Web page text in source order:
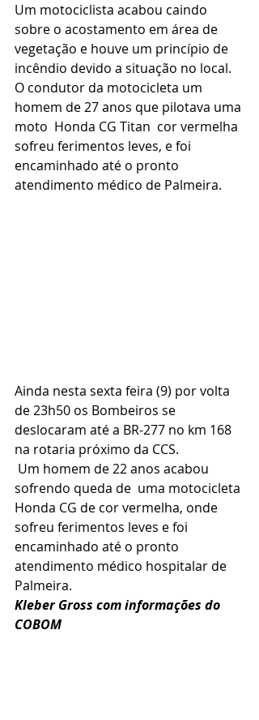
Um motociclista acabou caindo
sobre o acostamento em área de
vegetação e houve um princípio de
incêndio devido a situação no local.
O condutor da motocicleta um
homem de 27 anos que pilotava uma
moto  Honda CG Titan  cor vermelha
sofreu ferimentos leves, e foi
encaminhado até o pronto
atendimento médico de Palmeira.
Ainda nesta sexta feira (9) por volta
de 23h50 os Bombeiros se
deslocaram até a BR-277 no km 168
na rotaria próximo da CCS.
sofrendo queda de  uma motocicleta
Honda CG de cor vermelha, onde
sofreu ferimentos leves e foi
encaminhado até o pronto
atendimento médico hospitalar de
Palmeira.
Kleber Gross com informações do
COBOM